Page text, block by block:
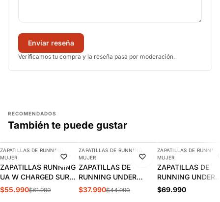
Enviar reseña
Verificamos tu compra y la reseña pasa por moderación.
RECOMENDADOS
También te puede gustar
-10%
AGREGAR
ZAPATILLAS DE RUNNING
MUJER
ZAPATILLAS RUNNING
UA W CHARGED SURGE
MUJER 3027007-672
$55.990$61.990
-16%
AGREGAR
ZAPATILLAS DE RUNNING
MUJER
ZAPATILLAS DE
RUNNING UNDER
ARMOUR PHADE RN 3
$37.990$44.990
NUEVO
ZAPATILLAS DE
MUJER
ZAPATILLAS DE
RUNNING UNDER
ARMOUR
$69.990